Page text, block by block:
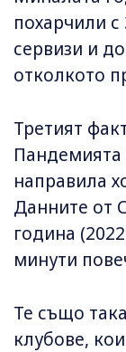
похарчили с
сервизи и
отколкото
Третият
направила
Данните от
година
минути
Те също
клубове,